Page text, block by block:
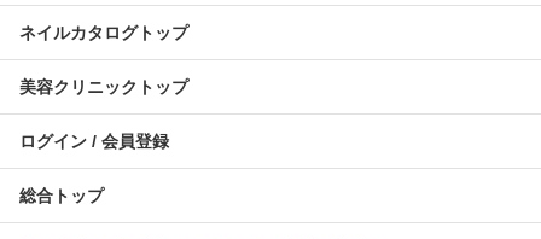
ネイルカタログトップ
美容クリニックトップ
ログイン / 会員登録
総合トップ